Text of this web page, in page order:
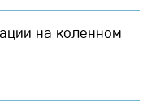
на коленном